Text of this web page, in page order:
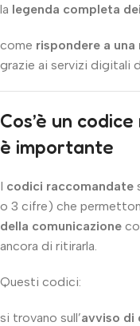
la legenda completa
come rispondere a
grazie ai servizi digitali
Cos’è un
è importante
I codici raccomandate
o 3 cifre) che
della comunicazione
ancora di ritirarla.
Questi codici:
si trovano sull’avviso di